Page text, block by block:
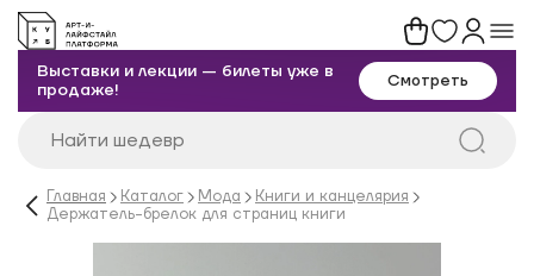
Выставки и лекции — билеты уже в
продаже!
Смотреть
Главная Каталог Мода
Книги и канцелярия
Держатель-брелок для страниц книги